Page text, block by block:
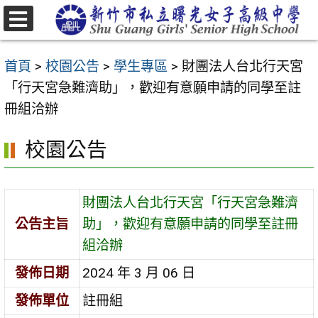
跳
至
要
容
首頁 > 校園公告 > 學生專區 > 財團法人台北行天宮
「行天宮急難濟助」，歡迎有意願申請的同學至註
冊組洽辦
校園公告
公告主旨
財團法人台北行天宮「行天宮急難濟
助」，歡迎有意願申請的同學至註冊
組洽辦
發佈日期
2024 年 3 月 06 日
發佈單位
註冊組
選
單